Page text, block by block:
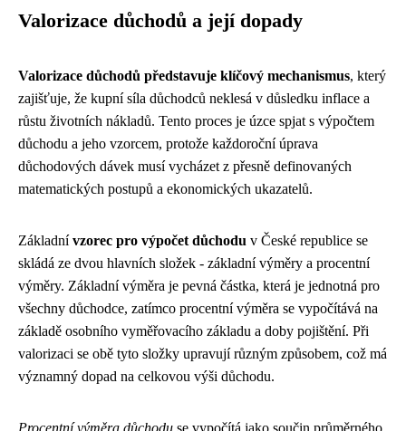
Valorizace důchodů a její dopady
Valorizace důchodů představuje klíčový mechanismus, který
zajišťuje, že kupní síla důchodců neklesá v důsledku inflace a
růstu životních nákladů. Tento proces je úzce spjat s výpočtem
důchodu a jeho vzorcem, protože každoroční úprava
důchodových dávek musí vycházet z přesně definovaných
matematických postupů a ekonomických ukazatelů.
Základní vzorec pro výpočet důchodu v České republice se
skládá ze dvou hlavních složek - základní výměry a procentní
výměry. Základní výměra je pevná částka, která je jednotná pro
všechny důchodce, zatímco procentní výměra se vypočítává na
základě osobního vyměřovacího základu a doby pojištění. Při
valorizaci se obě tyto složky upravují různým způsobem, což má
významný dopad na celkovou výši důchodu.